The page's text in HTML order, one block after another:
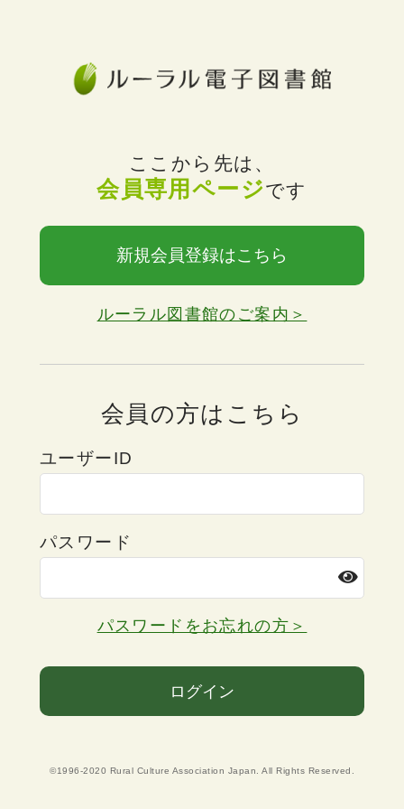
ここから先は、
会員専用ページです
新規会員登録はこちら
ルーラル図書館のご案内＞
会員の方はこちら
ユーザーID
パスワード
パスワードをお忘れの方＞
ログイン
©1996-2020 Rural Culture Association Japan. All Rights Reserved.